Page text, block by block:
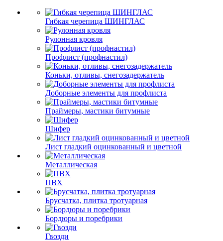
Гибкая черепица ШИНГЛАС
Рулонная кровля
Профлист (профнастил)
Коньки, отливы, снегозадержатель
Доборные элементы для профлиста
Праймеры, мастики битумные
Шифер
Лист гладкий оцинкованный и цветной
Металлическая
ПВХ
Брусчатка, плитка тротуарная
Бордюры и поребрики
Гвозди